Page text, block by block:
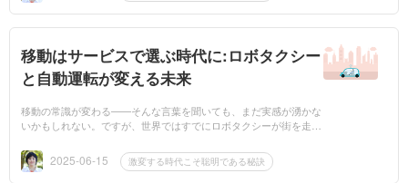
移動はサービスで選ぶ時代に:ロボタクシー
と自動運転が変える未来
移動の常識が変わる——そんな言葉を聞いても、まだ実感が湧かな
いかもしれない。ですが、世界ではすでにロボタクシーが街を走
の建設現場で自動...
2025-06-15 激変する時代こそ聡明である秘訣